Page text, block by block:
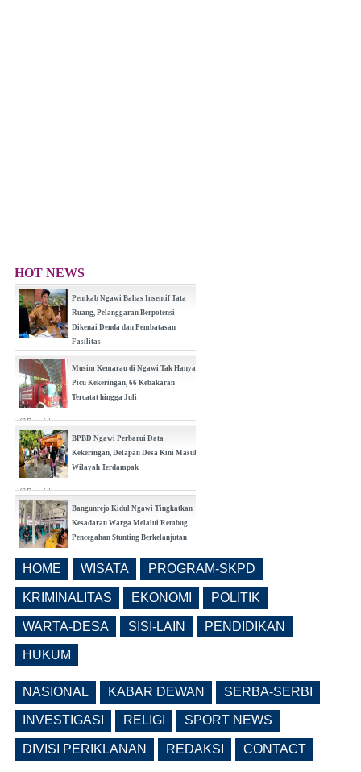
HOT NEWS
Pemkab Ngawi Bahas Insentif Tata
Ruang, Pelanggaran Berpotensi
Dikenai Denda dan Pembatasan
Fasilitas
(0 Reply(s))
Musim Kemarau di Ngawi Tak Hanya
Picu Kekeringan, 66 Kebakaran
Tercatat hingga Juli
(0 Reply(s))
BPBD Ngawi Perbarui Data
Kekeringan, Delapan Desa Kini Masuk
Wilayah Terdampak
(0 Reply(s))
Bangunrejo Kidul Ngawi Tingkatkan
Kesadaran Warga Melalui Rembug
Pencegahan Stunting Berkelanjutan
(0 Reply(s))
Ngawi Fokus di Eks Rumdin Wakil
(0 Reply(s))
HOME WISATA PROGRAM-SKPD
KRIMINALITAS EKONOMI POLITIK
WARTA-DESA SISI-LAIN PENDIDIKAN
HUKUM
NASIONAL KABAR DEWAN SERBA-SERBI
INVESTIGASI RELIGI SPORT NEWS
DIVISI PERIKLANAN REDAKSI CONTACT